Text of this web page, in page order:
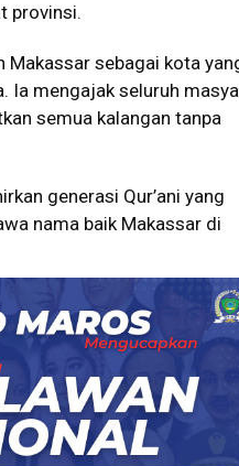
provinsi.
Makassar sebagai kota
Ia mengajak seluruh
semua kalangan tanpa
generasi Qur’ani yang
nama baik Makassar di